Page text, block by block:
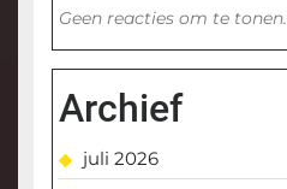
Geen reacties om te tonen.
Archief
juli 2026